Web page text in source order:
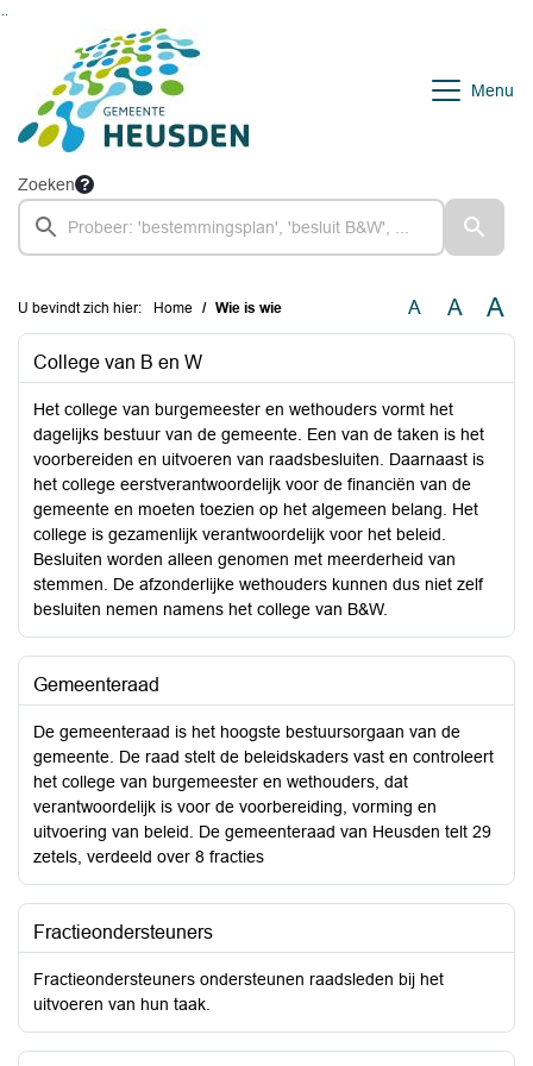
Ga naar de inhoud van deze pagina
Ga naar het zoeken
Ga naar het menu
Menu
Zoeken
U bevindt zich hier: Home Wie is wie A A A
College van B en W
Het college van burgemeester en wethouders vormt het
dagelijks bestuur van de gemeente. Een van de taken is het
voorbereiden en uitvoeren van raadsbesluiten. Daarnaast is
het college eerstverantwoordelijk voor de financiën van de
gemeente en moeten toezien op het algemeen belang. Het
college is gezamenlijk verantwoordelijk voor het beleid.
Besluiten worden alleen genomen met meerderheid van
stemmen. De afzonderlijke wethouders kunnen dus niet zelf
besluiten nemen namens het college van B&W.
Gemeenteraad
De gemeenteraad is het hoogste bestuursorgaan van de
gemeente. De raad stelt de beleidskaders vast en controleert
het college van burgemeester en wethouders, dat
verantwoordelijk is voor de voorbereiding, vorming en
uitvoering van beleid. De gemeenteraad van Heusden telt 29
zetels, verdeeld over 8 fracties
Fractieondersteuners
Fractieondersteuners ondersteunen raadsleden bij het
uitvoeren van hun taak.